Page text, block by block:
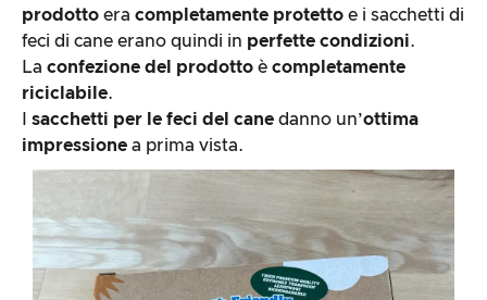
prodotto era completamente protetto e i sacchetti di
feci di cane erano quindi in perfette condizioni.
La confezione del prodotto è completamente
riciclabile.
sacchetti per le feci del cane danno un’ottima
impressione a prima vista.